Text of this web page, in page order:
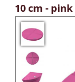
10 cm - pink